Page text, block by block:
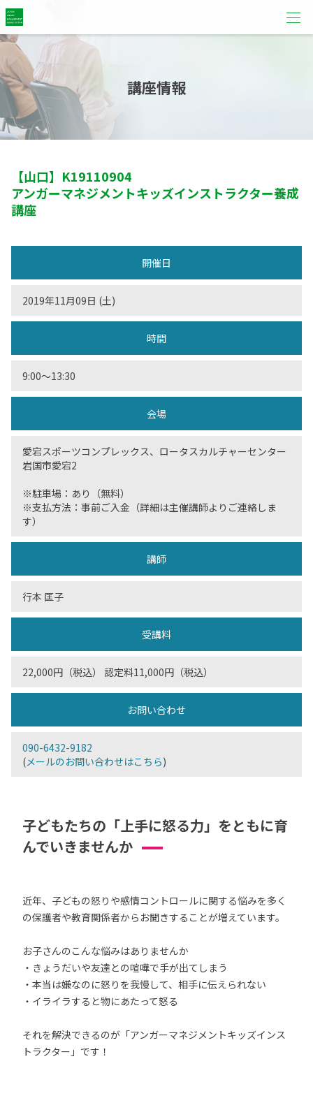
講座情報
【山口】 K19110904
アンガーマネジメントキッズインストラクター養成
講座
開催日
2019年11月09日 (土)
時間
9:00〜13:30
会場
愛宕スポーツコンプレックス、ロータスカルチャーセンター
岩国市愛宕2
※駐車場：あり（無料）
※支払方法：事前ご入金（詳細は主催講師よりご連絡しま
す）
講師
行本 匡子
受講料
22,000円（税込） 認定料11,000円（税込）
お問い合わせ
090-6432-9182
(メールのお問い合わせはこちら)
子どもたちの「上手に怒る力」をともに育
んでいきませんか
近年、子どもの怒りや感情コントロールに関する悩みを多く
の保護者や教育関係者からお聞きすることが増えています。
お子さんのこんな悩みはありませんか
・きょうだいや友達との喧嘩で手が出てしまう
・本当は嫌なのに怒りを我慢して、相手に伝えられない
・イライラすると物にあたって怒る
それを解決できるのが「アンガーマネジメントキッズインス
トラクター」です！